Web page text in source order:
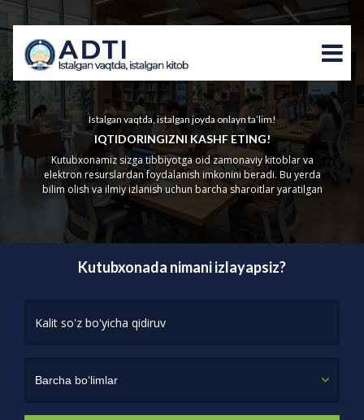
Istalgan vaqtda, istalgan joyda onlayn ta’lim!
IQTIDORINGIZNI KASHF ETING!
Kutubxonamiz sizga tibbiyotga oid zamonaviy kitoblar va
elektron resurslardan foydalanish imkonini beradi. Bu yerda
bilim olish va ilmiy izlanish uchun barcha sharoitlar yaratilgan
Kutubxonada nimani izlayapsiz?
Barcha bo‘limlar